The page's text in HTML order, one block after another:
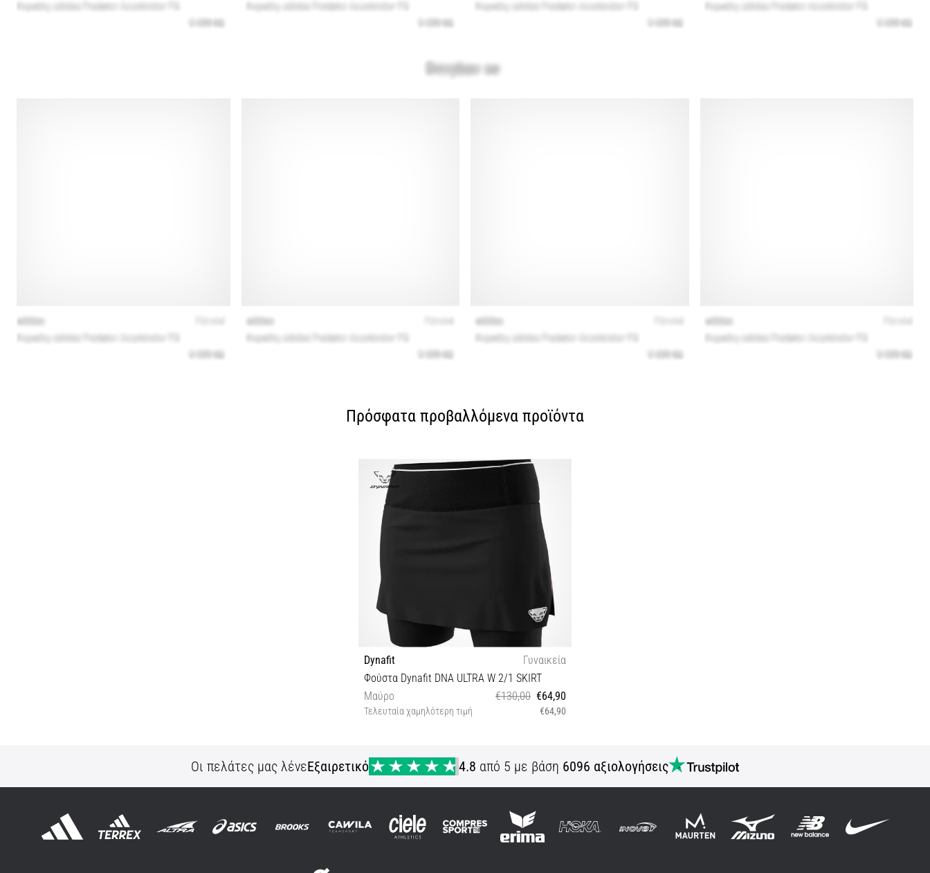
Πρόσφατα προβαλλόμενα προϊόντα
Dynafit
Γυναικεία
Φούστα Dynafit DNA ULTRA W 2/1 SKIRT
Μαύρο
€130,00 €64,90
Τελευταία χαμηλότερη τιμή €64,90
Οι πελάτες μας λένεΕξαιρετικό 4.8 από 5 με βάση 6096 αξιολογήσεις